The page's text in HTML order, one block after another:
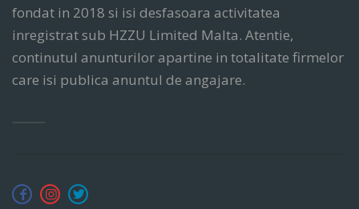
fondat in 2018 si isi desfasoara activitatea
inregistrat sub HZZU Limited Malta. Atentie,
continutul anunturilor apartine in totalitate firmelor
care isi publica anuntul de angajare.